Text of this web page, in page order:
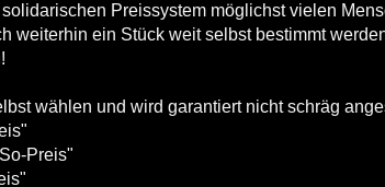
Preissystem möglichst vielen
weiterhin ein Stück weit selbst bestimmt
wählen und wird garantiert nicht schräg
Preis"